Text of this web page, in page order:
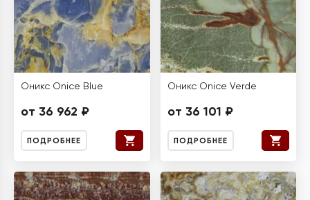
Оникс Onice Blue
от 36 962 ₽
ПОДРОБНЕЕ
Оникс Onice Verde
от 36 101 ₽
ПОДРОБНЕЕ